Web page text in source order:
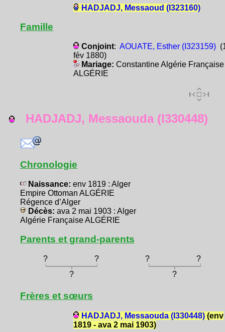
HADJADJ, Messaoud (I323160)
Famille
Conjoint: AOUATE, Esther (I323159)
fév 1880)
Mariage: Constantine Algérie Française
ALGÉRIE
HADJADJ, Messaouda (I330448)
Chronologie
Naissance: env 1819 : Alger
Empire Ottoman ALGÉRIE
Régence d’Alger
Décès: ava 2 mai 1903 : Alger
Algérie Française ALGÉRIE
Parents et grand-parents
? ? ?
?
?
?
Frères et sœurs
HADJADJ, Messaouda (I330448)(env
1819 - ava 2 mai 1903)